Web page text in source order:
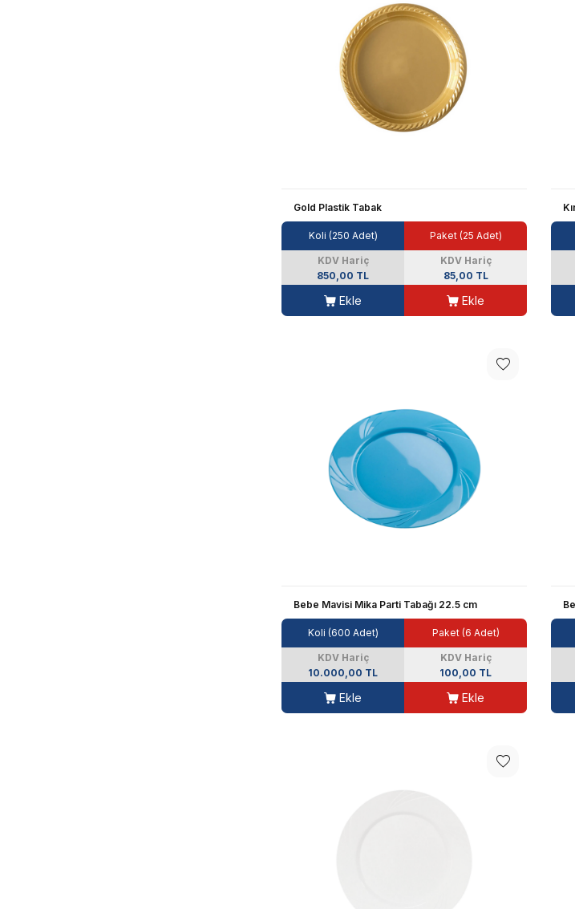
Gold Plastik Tabak
Koli (250 Adet)
KDV Hariç
850,00 TL
Ekle
Paket (25 Adet)
KDV Hariç
85,00 TL
Ekle
Bebe Mavisi Mika Parti Tabağı 22.5 cm
Koli (600 Adet)
KDV Hariç
10.000,00 TL
Ekle
Paket (6 Adet)
KDV Hariç
100,00 TL
Ekle